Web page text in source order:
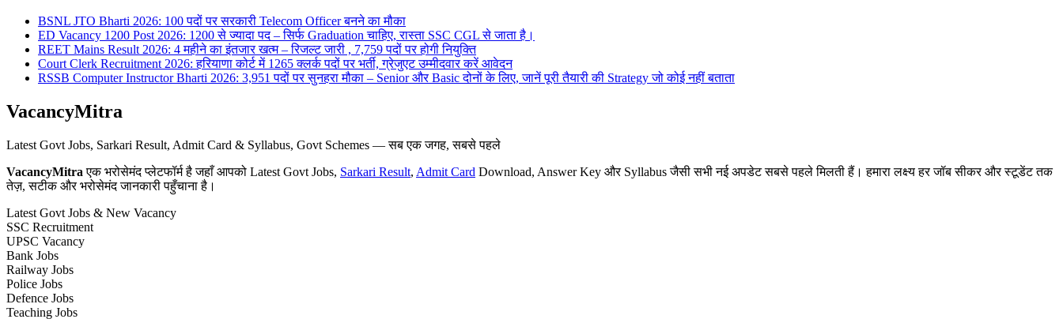
BSNL JTO Bharti 2026: 100 पदों पर सरकारी Telecom Officer बनने का मौका
ED Vacancy 1200 Post 2026: 1200 से ज्यादा पद – सिर्फ Graduation चाहिए, रास्ता SSC CGL से जाता है।
REET Mains Result 2026: 4 महीने का इंतजार खत्म – रिजल्ट जारी , 7,759 पदों पर होगी नियुक्ति
Court Clerk Recruitment 2026: हरियाणा कोर्ट में 1265 क्लर्क पदों पर भर्ती, ग्रेजुएट उम्मीदवार करें आवेदन
RSSB Computer Instructor Bharti 2026: 3,951 पदों पर सुनहरा मौका – Senior और Basic दोनों के लिए, जानें पूरी तैयारी की Strategy जो कोई नहीं बताता
VacancyMitra
Latest Govt Jobs, Sarkari Result, Admit Card & Syllabus, Govt Schemes — सब एक जगह, सबसे पहले
VacancyMitra एक भरोसेमंद प्लेटफॉर्म है जहाँ आपको Latest Govt Jobs, Sarkari Result, Admit Card Download, Answer Key और Syllabus जैसी सभी नई अपडेट सबसे पहले मिलती हैं। हमारा लक्ष्य हर जॉब सीकर और स्टूडेंट तक
तेज़, सटीक और भरोसेमंद जानकारी पहुँचाना है।
Latest Govt Jobs & New Vacancy
SSC Recruitment
UPSC Vacancy
Bank Jobs
Railway Jobs
Police Jobs
Defence Jobs
Teaching Jobs